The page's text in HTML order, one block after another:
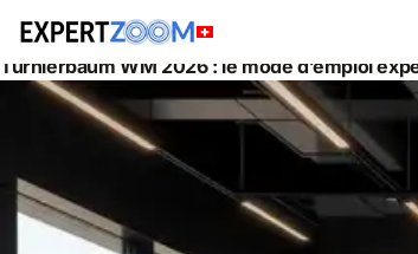
Actualités Général
Turnierbaum WM 2026 : le mode d’emploi